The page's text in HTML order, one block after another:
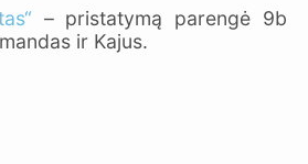
– pristatymą parengė 9b
ir Kajus.